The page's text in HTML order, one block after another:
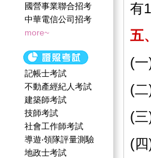
國營事業聯合招考
中華電信公司招考
more~
記帳士考試
不動產經紀人考試
建築師考試
技師考試
社會工作師‍考試
導遊‧領隊評量測驗
地政士考試
有
五
(
(
(
(